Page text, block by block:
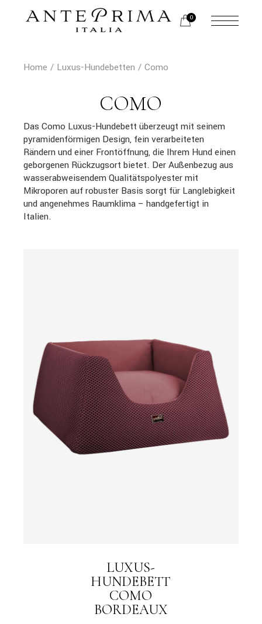
0
Home Luxus-Hundebetten Como
COMO
Das Como Luxus-Hundebett überzeugt mit seinem
pyramidenförmigen Design, fein verarbeiteten
Rändern und einer Frontöffnung, die Ihrem Hund einen
geborgenen Rückzugsort bietet. Der Außenbezug aus
wasserabweisendem Qualitätspolyester mit
Mikroporen auf robuster Basis sorgt für Langlebigkeit
und angenehmes Raumklima – handgefertigt in
Italien.
LUXUS-
HUNDEBETT
COMO
BORDEAUX